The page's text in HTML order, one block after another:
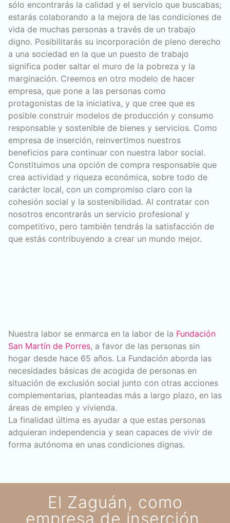
sólo encontrarás la calidad y el servicio que buscabas;
estarás colaborando a la mejora de las condiciones de
vida de muchas personas a través de un trabajo
digno. Posibilitarás su incorporación de pleno derecho
a una sociedad en la que un puesto de trabajo
significa poder saltar el muro de la pobreza y la
marginación. Creemos en otro modelo de hacer
empresa, que pone a las personas como
protagonistas de la iniciativa, y que cree que es
posible construir modelos de producción y consumo
responsable y sostenible de bienes y servicios. Como
empresa de inserción, reinvertimos nuestros
beneficios para continuar con nuestra labor social.
Constituimos una opción de compra responsable que
crea actividad y riqueza económica, sobre todo de
carácter local, con un compromiso claro con la
cohesión social y la sostenibilidad. Al contratar con
nosotros encontrarás un servicio profesional y
competitivo, pero también tendrás la satisfacción de
que estás contribuyendo a crear un mundo mejor.
Nuestra labor se enmarca en la labor de la Fundación
San Martín de Porres, a favor de las personas sin
hogar desde hace 65 años. La Fundación aborda las
necesidades básicas de acogida de personas en
situación de exclusión social junto con otras acciones
complementarias, planteadas más a largo plazo, en las
áreas de empleo y vivienda.
La finalidad última es ayudar a que estas personas
adquieran independencia y sean capaces de vivir de
forma autónoma en unas condiciones dignas.
El Zaguán, como
empresa de inserción,